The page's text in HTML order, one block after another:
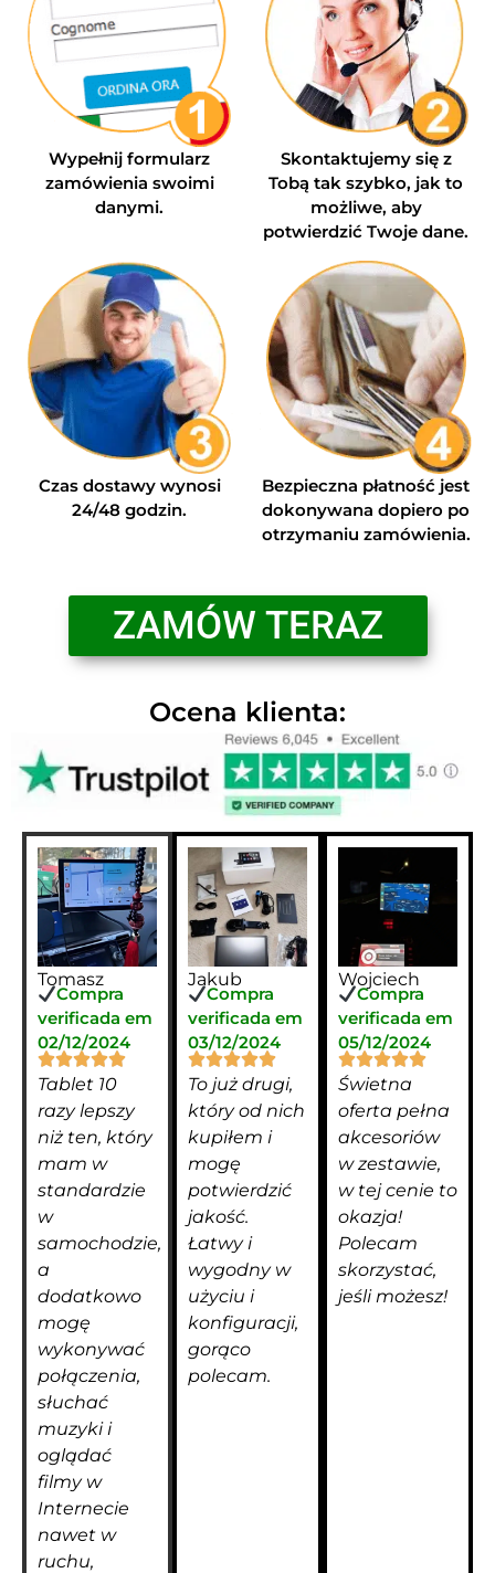
Wypełnij formularz
zamówienia swoimi
danymi.
Skontaktujemy się z
Tobą tak szybko, jak to
możliwe, aby
potwierdzić Twoje dane.
Czas dostawy wynosi
24/48 godzin.
Bezpieczna płatność jest
dokonywana dopiero po
otrzymaniu zamówienia.
ZAMÓW TERAZ
Ocena klienta:
Tomasz
Compra
verificada em
02/12/2024
Tablet 10
razy lepszy
niż ten, który
mam w
standardzie
w
samochodzie,
a
dodatkowo
mogę
wykonywać
połączenia,
słuchać
muzyki i
oglądać
filmy w
Internecie
nawet w
ruchu,
Jakub
Compra
verificada em
03/12/2024
To już drugi,
który od nich
kupiłem i
mogę
potwierdzić
jakość.
Łatwy i
wygodny w
użyciu i
konfiguracji,
gorąco
polecam.
Wojciech
Compra
verificada em
05/12/2024
Świetna
oferta pełna
akcesoriów
w zestawie,
w tej cenie to
okazja!
Polecam
skorzystać,
jeśli możesz!